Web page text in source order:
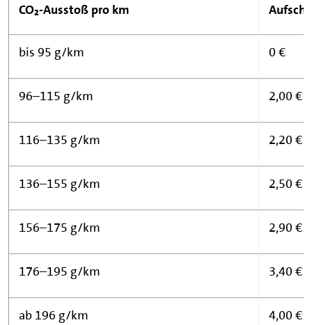
CO₂-Ausstoß pro km
bis 95 g/km 0 €
96–115 g/km 2,00 €
116–135 g/km 2,20 €
136–155 g/km 2,50 €
156–175 g/km 2,90 €
176–195 g/km 3,40 €
ab 196 g/km 4,00 €